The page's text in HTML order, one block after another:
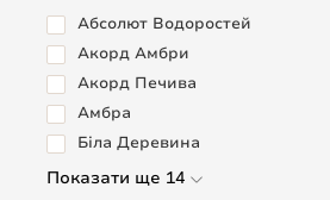
Абсолют Водоростей
Акорд Амбри
Акорд Печива
Амбра
Біла Деревина
Показати ще 14